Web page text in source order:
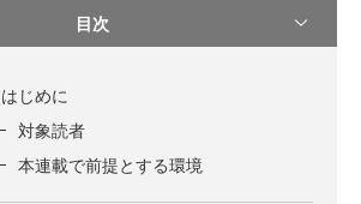
目次
はじめに
対象読者
本連載で前提とする環境